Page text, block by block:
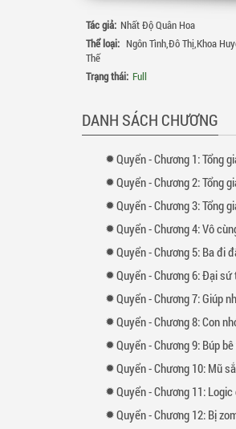
Tác giả: Nhất Độ Quân Hoa
Thể loại: Ngôn Tình,Đô Thị,Khoa
Thế
Trạng thái: Full
DANH SÁCH CHƯƠNG
Quyển-Chương 1: Tổng
Quyển-Chương2: Tổng
Quyển-Chương3: Tổng
Quyển-Chương4: Vô
Quyển-Chương 5: Ba đi
Quyển-Chương6: Đại sứ
Quyển-Chương7: Giúp
Quyển-Chương8: Con
Quyển-Chương9: Búp
Quyển-Chương 10: Mũ
Quyển-Chương 11:
Quyển-Chương 12: Bị